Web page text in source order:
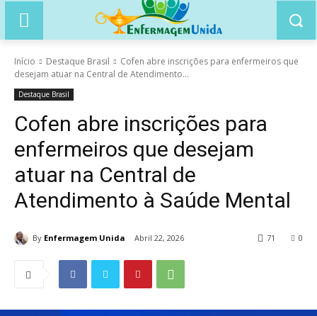
Início Destaque Brasil
Cofen abre inscrições para enfermeiros que
desejam atuar na Central de Atendimento...
Destaque Brasil
Cofen abre inscrições para
enfermeiros que desejam
atuar na Central de
Atendimento à Saúde Mental
By Enfermagem Unida Abril 22, 2026 0
71